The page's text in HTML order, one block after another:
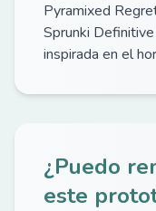
Pyramixed
Sprunki
inspirada en el
¿Puedo
este